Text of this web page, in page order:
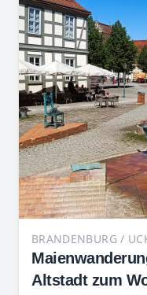
BRANDENBURG /
Altstadt zum